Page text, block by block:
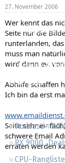
Aktuelles
Empfohlene
Neue Beiträge
Neueste
Leserartikel
Regeln
Podcast
RX 9000
CPU-Rangliste
e
r
t
a
m
27. November 2006
Wer kennt das
Seite nur die
runterlanden,
muss man
wird dann ev.
Abhilfe schaffen
Ich bin da erst
Seite sehr
schwere Email
erraten werden